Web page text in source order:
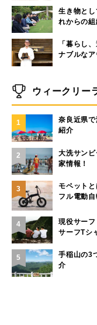
生き物と
れからの
「暮らし
ナブルな
ウィークリー
1
奈良近県
紹介
2
大洗サン
家情報！
3
モペット
フル電動
4
現役サー
サーフTシ
5
手稲山の3
介